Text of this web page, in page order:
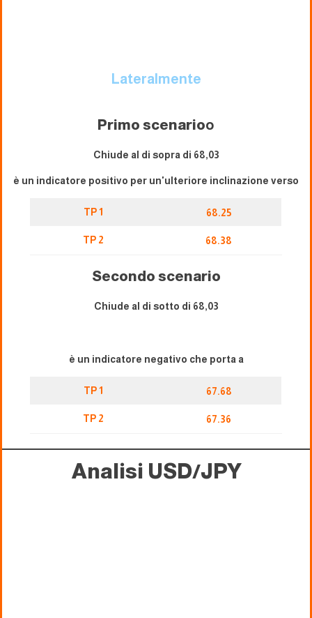
Lateralmente
Primo scenarioo
Chiude al di sopra di 68,03
è un indicatore positivo per un'ulteriore inclinazione verso
TP 1 68.25
TP 2 68.38
Secondo scenario
Chiude al di sotto di 68,03
è un indicatore negativo che porta a
TP 1 67.68
TP 2 67.36
Analisi USD/JPY